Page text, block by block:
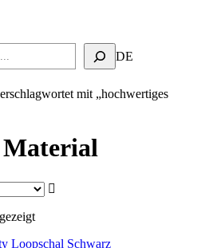
DE
mit „hochwertiges
Material